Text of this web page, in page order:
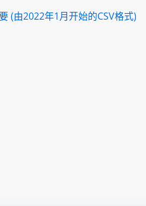
(由2022年1月开始的CSV格式)